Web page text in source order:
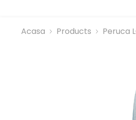
Acasa Products Peruca